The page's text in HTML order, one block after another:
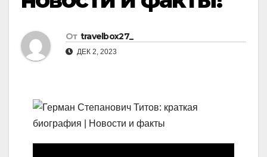
От travelbox27_
ДЕК 2, 2023